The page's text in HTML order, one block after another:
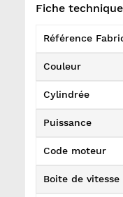
Fiche technique
Référence
Couleur
Cylindrée
Puissance
Code moteur
Boite de vitesse